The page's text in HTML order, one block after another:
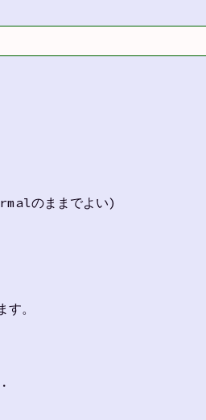
のままでよい)
。